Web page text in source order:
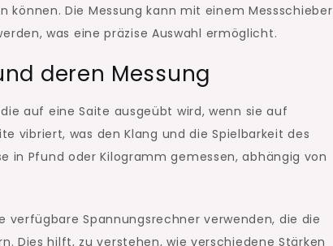
können. Die Messung kann mit einem Messschieber
was eine präzise Auswahl ermöglicht.
deren Messung
auf eine Saite ausgeübt wird, wenn sie auf
vibriert, was den Klang und die Spielbarkeit des
in Pfund oder Kilogramm gemessen, abhängig von
verfügbare Spannungsrechner verwenden, die die
Dies hilft, zu verstehen, wie verschiedene Stärken